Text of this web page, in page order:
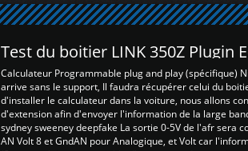
Test du boitier LINK 350Z Plugin
Calculateur Programmable plug and play (spécifique)
arrive sans le support, Il faudra récupérer celui du
d'installer le calculateur dans la voiture, nous allons
d'extension afin d'envoyer l'information de la large
sydney sweeney deepfake La sortie 0-5V de l'afr sera
AN Volt 8 et GndAN pour Analogique, et Volt car